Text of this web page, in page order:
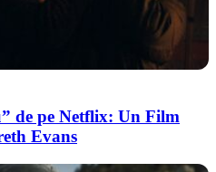
de pe Netflix: Un Film
Evans